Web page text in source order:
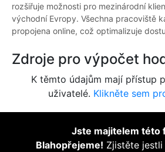
rozšiřuje možnosti pro mezinárodní
východní Evropy. Všechna pracoviště
propojena online, což optimalizuje
Zdroje pro výpočet
K těmto údajům mají přístup
uživatelé. Klikněte sem
Jste majitelem této
Blahopřejeme! Zjistěte